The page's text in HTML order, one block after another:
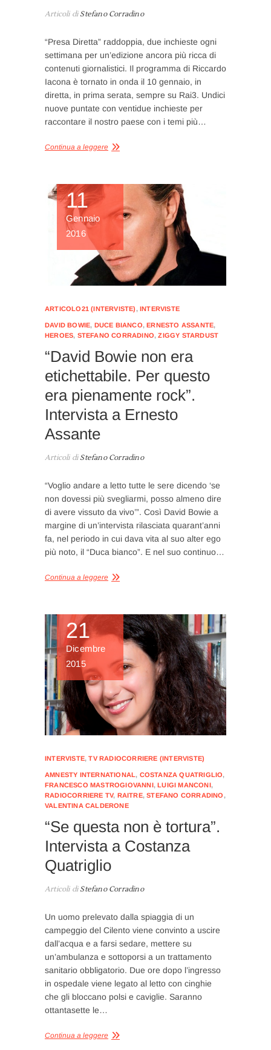
Articoli diStefano Corradino
“Presa Diretta” raddoppia, due inchieste ogni
settimana per un’edizione ancora più ricca di
contenuti giornalistici. Il programma di Riccardo
Iacona è tornato in onda il 10 gennaio, in
diretta, in prima serata, sempre su Rai3. Undici
nuove puntate con ventidue inchieste per
raccontare il nostro paese con i temi più…
Continua a leggere
11
Gennaio
2016
ARTICOLO21 (INTERVISTE) ,INTERVISTE
DAVID BOWIE, DUCE BIANCO,ERNESTO ASSANTE,
HEROES, STEFANO CORRADINO,ZIGGY STARDUST
“David Bowie non era
etichettabile. Per questo
era pienamente rock”.
Intervista a Ernesto
Assante
Articoli diStefano Corradino
“Voglio andare a letto tutte le sere dicendo ‘se
non dovessi più svegliarmi, posso almeno dire
di avere vissuto da vivo’”. Così David Bowie a
margine di un’intervista rilasciata quarant’anni
fa, nel periodo in cui dava vita al suo alter ego
più noto, il “Duca bianco”. E nel suo continuo…
Continua a leggere
21
Dicembre
2015
INTERVISTE,TV RADIOCORRIERE (INTERVISTE)
AMNESTY INTERNATIONAL, COSTANZA QUATRIGLIO,
FRANCESCO MASTROGIOVANNI,LUIGI MANCONI,
RADIOCORRIERE TV, RAITRE,STEFANO CORRADINO ,
VALENTINA CALDERONE
“Se questa non è tortura”.
Intervista a Costanza
Quatriglio
Articoli diStefano Corradino
Un uomo prelevato dalla spiaggia di un
campeggio del Cilento viene convinto a uscire
dall’acqua e a farsi sedare, mettere su
un’ambulanza e sottoporsi a un trattamento
sanitario obbligatorio. Due ore dopo l’ingresso
in ospedale viene legato al letto con cinghie
che gli bloccano polsi e caviglie. Saranno
ottantasette le…
Continua a leggere